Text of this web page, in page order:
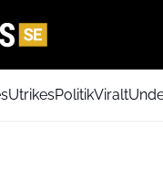
UtrikesPolitikViralt